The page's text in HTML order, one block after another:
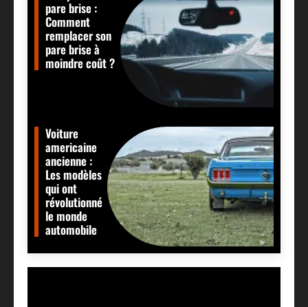
pare brise :
Comment
remplacer son
pare brise à
moindre coût ?
Voiture
americaine
ancienne :
Les modèles
qui ont
révolutionné
le monde
automobile